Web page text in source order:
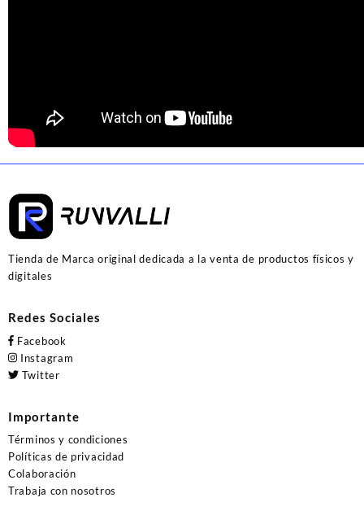
Tienda de Marca original dedicada a la venta de productos físicos y
digitales
Redes Sociales
Facebook
Instagram
Twitter
Importante
Términos y condiciones
Políticas de privacidad
Colaboración
Trabaja con nosotros